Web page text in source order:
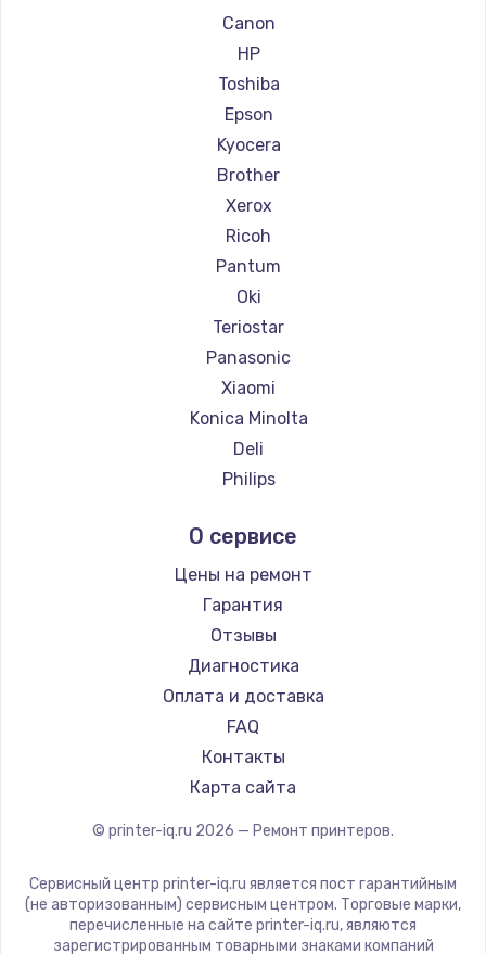
Заказать
Заказать
Заказать
Заказать
Замена температурного датчика
2500 руб.
Замена электроконфорки
1300 руб.
Заказать
Техобслуживание
900 руб.
Заказать
Установка / подключение / демонтаж
1300 руб.
Прошивка
1400 руб.
Ремонт принтеров Sharp
Ремонт принтеров TSC
Ремонт принтеров Fujitsu
Ремонт принтеров Godex
Canon
HP
Toshiba
Epson
Kyocera
Brother
Xerox
Ricoh
Pantum
Oki
Teriostar
Panasonic
Xiaomi
Konica Minolta
Deli
Philips
Kodak
Sharp
TSC
Fujitsu
Godex
О сервисе
Цены на ремонт
Гарантия
Отзывы
Диагностика
Оплата и доставка
FAQ
Контакты
Карта сайта
© printer-iq.ru 2026 — Ремонт принтеров.
Сервисный центр printer-iq.ru является пост гарантийным
(не авторизованным) сервисным центром. Торговые марки,
перечисленные на сайте printer-iq.ru, являются
зарегистрированным товарными знаками компаний